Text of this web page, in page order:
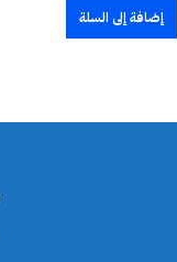
إضافة إلى السلة